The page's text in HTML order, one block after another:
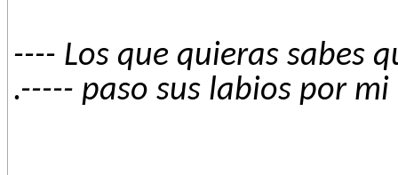
---- Los que quieras sabes
.----- paso sus labios por